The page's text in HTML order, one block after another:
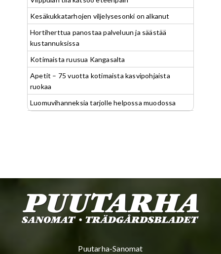
Kesäkukkatarhojen viljelysesonki on alkanut
Hortiherttua panostaa palveluun ja säästää
kustannuksissa
Kotimaista ruusua Kangasalta
Apetit – 75 vuotta kotimaista kasvipohjaista
ruokaa
Luomuvihanneksia tarjolle helpossa muodossa
Puutarha-Sanomat